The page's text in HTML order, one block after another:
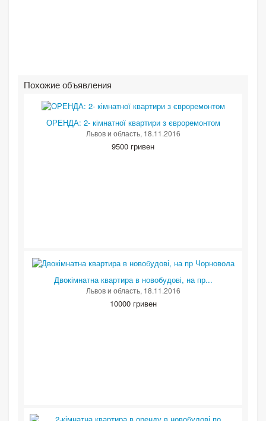
Похожие объявления
ОРЕНДА: 2- кімнатної квартири з євроремонтом
Львов и область, 18.11.2016
9500 гривен
Двокімнатна квартира в новобудові, на пр...
Львов и область, 18.11.2016
10000 гривен